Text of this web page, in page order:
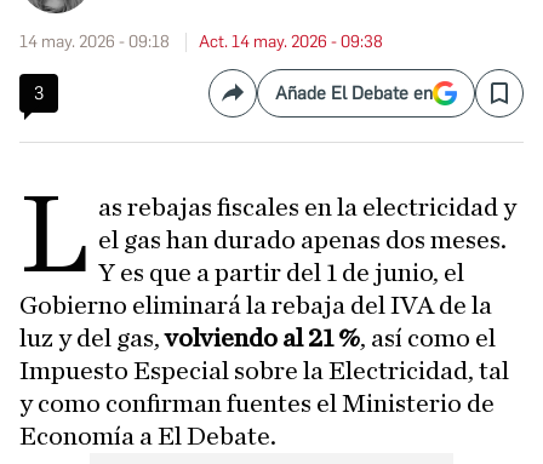
14 may. 2026 - 09:18 Act. 14 may. 2026 - 09:38
3 CompartirAñade El Debate en Save
L as rebajas fiscales en la electricidad y
el gas han durado apenas dos meses.
Y es que a partir del 1 de junio, el
Gobierno eliminará la rebaja del IVA de la
luz y del gas,volviendo al 21 %, así como el
Impuesto Especial sobre la Electricidad, tal
y como confirman fuentes el Ministerio de
Economía a El Debate.